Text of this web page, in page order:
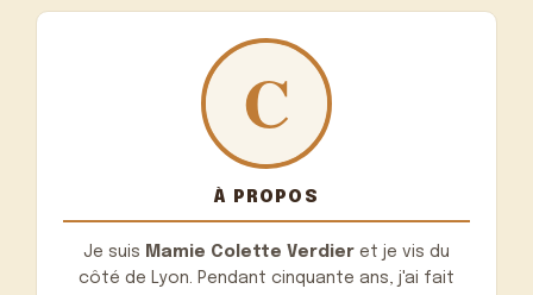
À PROPOS
Je suis Mamie Colette Verdier et je vis du
côté de Lyon. Pendant cinquante ans, j'ai fait